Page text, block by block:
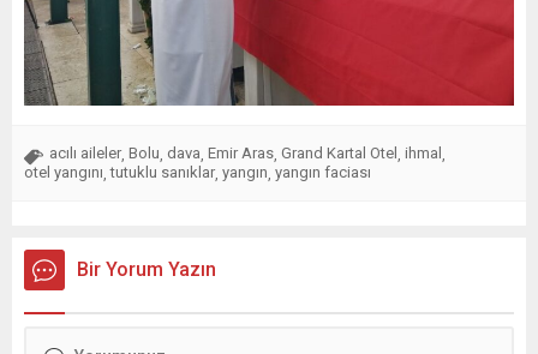
acılı aileler, Bolu, dava, Emir Aras, Grand Kartal Otel , ihmal ,
otel yangını,tutuklu sanıklar, yangın, yangın faciası
Bir Yorum Yazın